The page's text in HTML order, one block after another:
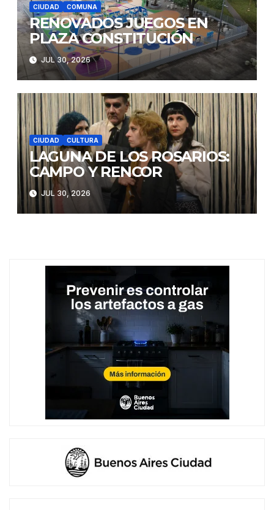
CIUDAD COMUNA
RENOVADOS JUEGOS EN
PLAZA CONSTITUCIÓN
JUL 30, 2026
CIUDAD CULTURA
LAGUNA DE LOS ROSARIOS:
CAMPO Y RENCOR
JUL 30, 2026